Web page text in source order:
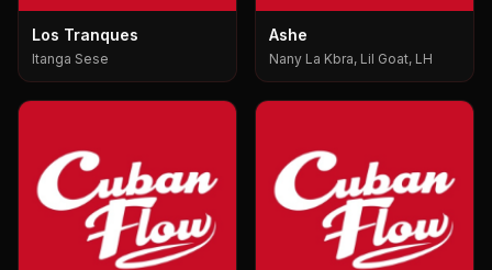
Los Tranques
Itanga Sese
Ashe
Nany La Kbra, Lil Goat, LH